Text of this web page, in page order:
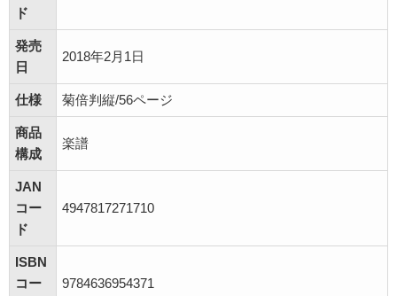
ド
発売
日
2018年2月1日
仕様 菊倍判縦/56ページ
商品
構成
楽譜
JAN
コー
ド
4947817271710
ISBN
コー
9784636954371